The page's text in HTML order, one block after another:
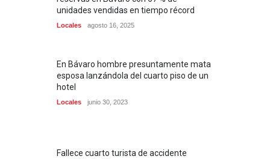
unidades vendidas en tiempo récord
Locales agosto 16, 2025
En Bávaro hombre presuntamente mata
esposa lanzándola del cuarto piso de un
hotel
Locales junio 30, 2023
Fallece cuarto turista de accidente